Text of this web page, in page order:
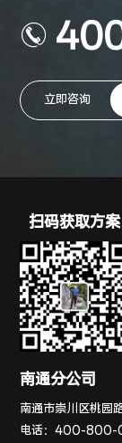
立即咨询
扫码获取方案
南通分公司
南通市崇川区桃园
电话：400-800-